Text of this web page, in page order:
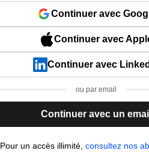
Continuer avec
Continuer avec
Continuer avec
ou par email
Continuer avec un email
Pour un accès illimité,consultez nos